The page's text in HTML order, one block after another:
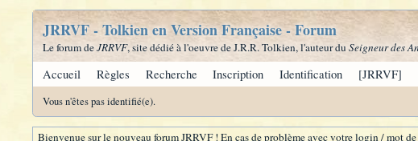
JRRVF - Tolkien en Version Française - Forum
Le forum deJRRVF, site dédié à l'oeuvre de J.R.R. Tolkien, l'auteur du Seigneur des
Accueil Règles Recherche Inscription Identification [JRRVF]
Vous n'êtes pas identifié(e).
Bienvenue sur le nouveau forum JRRVF ! En cas de problème avec votre login / mot